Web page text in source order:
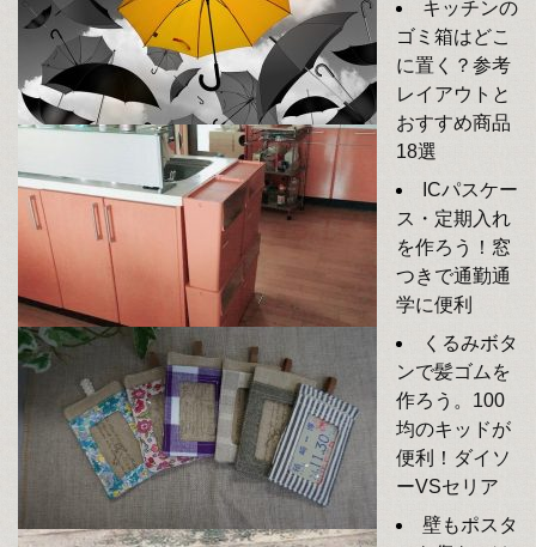
キッチンの
ゴミ箱はどこ
に置く？参考
レイアウトと
おすすめ商品
18選
ICパスケー
ス・定期入れ
を作ろう！窓
つきで通勤通
学に便利
くるみボタ
ンで髪ゴムを
作ろう。100
均のキッドが
便利！ダイソ
ーVSセリア
壁もポスタ